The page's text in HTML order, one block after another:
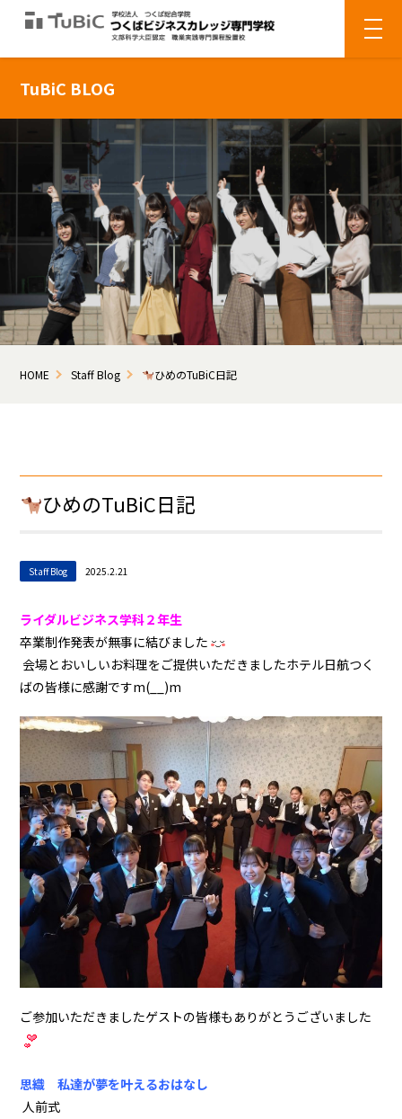
TuBiC BLOG
HOME Staff Blog ひめのTuBiC日記
ひめのTuBiC日記
Staff Blog 2025.2.21
ライダルビジネス学科２年生
卒業制作発表が無事に結びました
会場とおいしいお料理をご提供いただきましたホテル日航つく
ばの皆様に感謝ですm(__)m
ご参加いただきましたゲストの皆様もありがとうございました
思織 私達が夢を叶えるおはなし
人前式